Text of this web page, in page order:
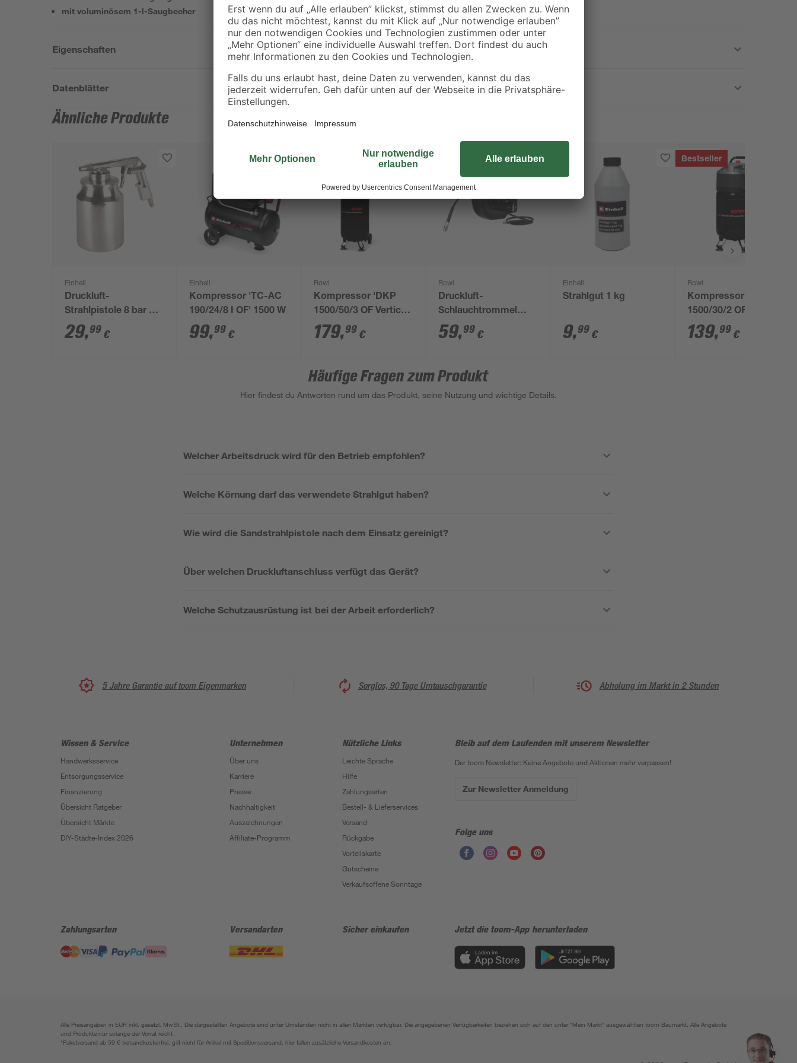
mit voluminösem 1-l-Saugbecher
des Geräts.
Eigenschaften
Datenblätter
Ähnliche Produkte
Einhell
Druckluft-
Strahlpistole 8 bar mit
Saugbecher
29,99 €
Einhell
Kompressor 'TC-AC
190/24/8 I OF' 1500 W
99,99 €
Bestseller
Rowi
Kompressor 'DKP
1500/50/3 OF Vertical
Air' 240 l/min inklusive
Zubehör
179,99 €
Rowi
Druckluft-
Schlauchtrommel
'DSA 10/8/1' Ø 8 mm
10 m
59,99 €
Einhell
Strahlgut 1 kg
9,99 €
Bestseller
Rowi
Kompressor 'DKP
1500/30/2 OF Vertical
Air' 10 bar 72-240
l/min
139,99 €
Häufige Fragen zum Produkt
Hier findest du Antworten rund um das Produkt, seine Nutzung und wichtige Details.
Welcher Arbeitsdruck wird für den Betrieb empfohlen?
Welche Körnung darf das verwendete Strahlgut haben?
Wie wird die Sandstrahlpistole nach dem Einsatz gereinigt?
Über welchen Druckluftanschluss verfügt das Gerät?
Welche Schutzausrüstung ist bei der Arbeit erforderlich?
5 Jahre Garantie auf toom Eigenmarken Sorglos, 90 Tage Umtauschgarantie Abholung im Markt in 2 Stunden
Wissen & Service
Handwerksservice
Entsorgungsservice
Finanzierung
Übersicht Ratgeber
Übersicht Märkte
DIY-Städte-Index 2026
Unternehmen
Über uns
Karriere
Presse
Nachhaltigkeit
Auszeichnungen
Affiliate-Programm
Nützliche Links
Leichte Sprache
Hilfe
Zahlungsarten
Bestell- & Lieferservices
Versand
Rückgabe
Vorteilskarte
Gutscheine
Verkaufsoffene Sonntage
Bleib auf dem Laufenden mit unserem Newsletter
Der toom Newsletter: Keine Angebote und Aktionen mehr verpassen!
Zur Newsletter Anmeldung
Folge uns
Zahlungsarten Versandarten Sicher einkaufen Jetzt die toom-App herunterladen
Alle Preisangaben in EUR inkl. gesetzl. MwSt.. Die dargestellten Angebote sind unter Umständen nicht in allen Märkten verfügbar. Die angegebenen Verfügbarkeiten beziehen sich auf den unter "Mein Markt" ausgewählten toom Baumarkt. Alle Angebote
und Produkte nur solange der Vorrat reicht.
*Paketversand ab 59 € versandkostenfrei, gilt nicht für Artikel mit Speditionsversand, hier fallen zusätzliche Versandkosten an.